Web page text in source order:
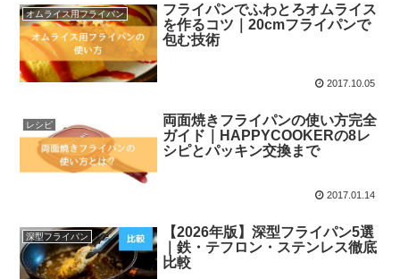
オムライス用フライパン
フライパンでふわとろオムライス
を作るコツ｜20cmフライパンで
包む技術
2017.10.05
レシピ
両面焼きフライパンの使い方完全
ガイド｜HAPPYCOOKERの8レ
シピとパッキン交換まで
2017.01.14
深型フライパン
【2026年版】深型フライパン5選
｜鉄・テフロン・ステンレス徹底
比較